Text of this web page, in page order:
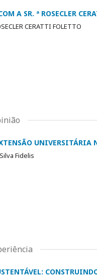
A SR. ª ROSECLER
CERATTI FOLETTO
UNIVERSITÁRIA
Fidelis